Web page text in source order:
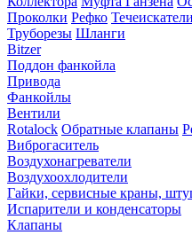
Проколки Рефко Течеискатели
Труборезы Шланги
Bitzer
Поддон фанкойла
Привода
Фанкойлы
Вентили
Rotalock Обратные клапаны
Виброгаситель
Воздухонагреватели
Воздухоохлодители
Гайки, сервисные краны,
Испарители и конденсаторы
Клапаны